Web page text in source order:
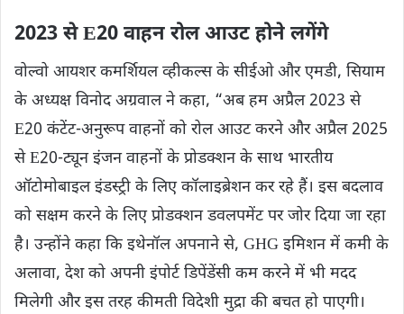
2023 से E20 वाहन रोल आउट होने लगेंगे
वोल्वो आयशर कमर्शियल व्हीकल्स के सीईओ और एमडी, सियाम
के अध्यक्ष विनोद अग्रवाल ने कहा, “अब हम अप्रैल 2023 से
E20 कंटेंट-अनुरूप वाहनों को रोल आउट करने और अप्रैल 2025
से E20-ट्यून इंजन वाहनों के प्रोडक्शन के साथ भारतीय
ऑटोमोबाइल इंडस्ट्री के लिए कॉलाइब्रेशन कर रहे हैं। इस बदलाव
को सक्षम करने के लिए प्रोडक्शन डवलपमेंट पर जोर दिया जा रहा
है। उन्होंने कहा कि इथेनॉल अपनाने से, GHG इमिशन में कमी के
अलावा, देश को अपनी इंपोर्ट डिपेंडेंसी कम करने में भी मदद
मिलेगी और इस तरह कीमती विदेशी मुद्रा की बचत हो पाएगी।